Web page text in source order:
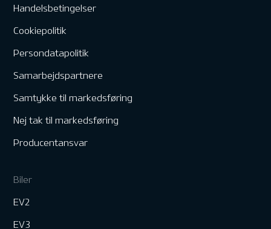
Handelsbetingelser
Cookiepolitik
Persondatapolitik
Samarbejdspartnere
Samtykke til markedsføring
Nej tak til markedsføring
Producentansvar
Biler
EV2
EV3